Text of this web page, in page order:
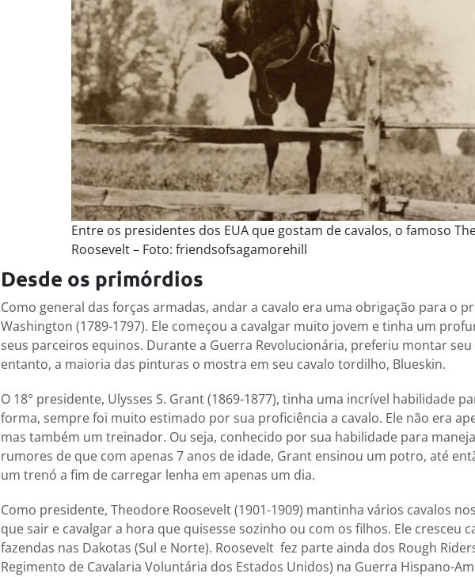
Entre os presidentes dos EUA que gostam de cavalos, o famoso
Roosevelt – Foto: friendsofsagamorehill
Desde os primórdios
Como general das forças armadas, andar a cavalo era uma obrigação para o
Washington (1789-1797). Ele começou a cavalgar muito jovem e tinha um
seus parceiros equinos. Durante a Guerra Revolucionária, preferiu montar seu
entanto, a maioria das pinturas o mostra em seu cavalo tordilho, Blueskin.
O 18° presidente, Ulysses S. Grant (1869-1877), tinha uma incrível habilidade
forma, sempre foi muito estimado por sua proficiência a cavalo. Ele não era
mas também um treinador. Ou seja, conhecido por sua habilidade para
rumores de que com apenas 7 anos de idade, Grant ensinou um potro, até
um trenó a fim de carregar lenha em apenas um dia.
Como presidente, Theodore Roosevelt (1901-1909) mantinha vários cavalos
que sair e cavalgar a hora que quisesse sozinho ou com os filhos. Ele cresceu
fazendas nas Dakotas (Sul e Norte). Roosevelt fez parte ainda dos Rough
Regimento de Cavalaria Voluntária dos Estados Unidos) na Guerra Hispano-